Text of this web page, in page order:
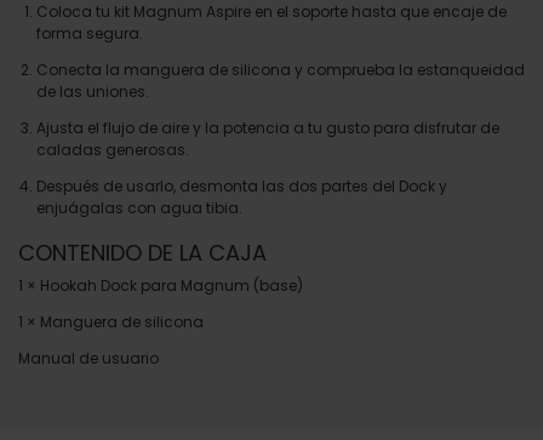
Coloca tu kit Magnum Aspire en el soporte hasta que encaje de
forma segura.
Conecta la manguera de silicona y comprueba la estanqueidad
de las uniones.
Ajusta el flujo de aire y la potencia a tu gusto para disfrutar de
caladas generosas.
Después de usarlo, desmonta las dos partes del Dock y
enjuágalas con agua tibia.
CONTENIDO DE LA CAJA
1 × Hookah Dock para Magnum (base)
1 × Manguera de silicona
Manual de usuario